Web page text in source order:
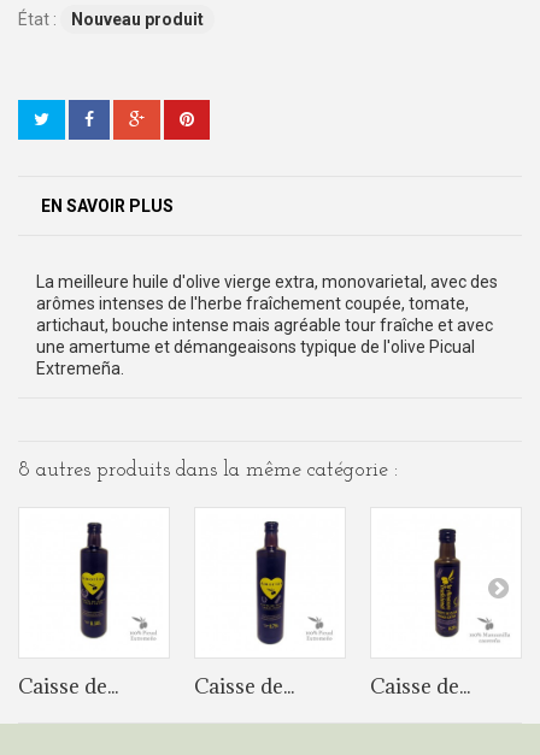
État : Nouveau produit
EN SAVOIR PLUS
La meilleure huile d'olive vierge extra, monovarietal, avec des
arômes intenses de l'herbe fraîchement coupée, tomate,
artichaut, bouche intense mais agréable tour fraîche et avec
une amertume et démangeaisons typique de l'olive Picual
Extremeña.
8 autres produits dans la même catégorie :
Caisse de... Caisse de... Caisse de...